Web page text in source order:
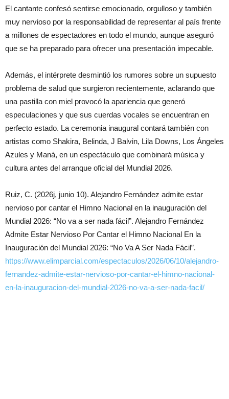
El cantante confesó sentirse emocionado, orgulloso y también
muy nervioso por la responsabilidad de representar al país frente
a millones de espectadores en todo el mundo, aunque aseguró
que se ha preparado para ofrecer una presentación impecable.
Además, el intérprete desmintió los rumores sobre un supuesto
problema de salud que surgieron recientemente, aclarando que
una pastilla con miel provocó la apariencia que generó
especulaciones y que sus cuerdas vocales se encuentran en
perfecto estado. La ceremonia inaugural contará también con
artistas como Shakira, Belinda, J Balvin, Lila Downs, Los Ángeles
Azules y Maná, en un espectáculo que combinará música y
cultura antes del arranque oficial del Mundial 2026.
Ruiz, C. (2026j, junio 10). Alejandro Fernández admite estar
nervioso por cantar el Himno Nacional en la inauguración del
Mundial 2026: “No va a ser nada fácil”. Alejandro Fernández
Admite Estar Nervioso Por Cantar el Himno Nacional En la
Inauguración del Mundial 2026: “No Va A Ser Nada Fácil”.
https://www.elimparcial.com/espectaculos/2026/06/10/alejandro-
fernandez-admite-estar-nervioso-por-cantar-el-himno-nacional-
en-la-inauguracion-del-mundial-2026-no-va-a-ser-nada-facil/